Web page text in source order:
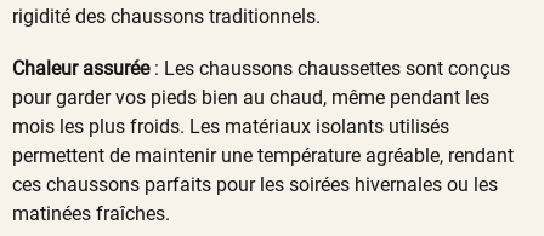
rigidité des chaussons traditionnels.
Chaleur assurée: Les chaussons chaussettes sont conçus
pour garder vos pieds bien au chaud, même pendant les
mois les plus froids. Les matériaux isolants utilisés
permettent de maintenir une température agréable, rendant
ces chaussons parfaits pour les soirées hivernales ou les
matinées fraîches.